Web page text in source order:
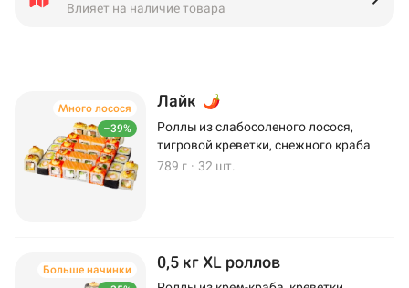
Влияет на наличие товара
–39%
Много лосося Лайк
Роллы из слабосоленого лосося,
тигровой креветки, снежного краба
789 г · 32 шт.
Больше начинки 0,5 кг XL роллов